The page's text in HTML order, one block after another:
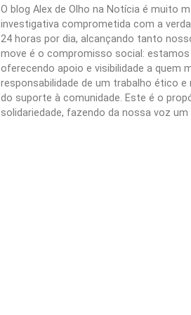
O blog Alex de Olho na Notícia é muito
investigativa comprometida com a
24 horas por dia, alcançando tanto
move é o compromisso social:
oferecendo apoio e visibilidade a quem
responsabilidade de um trabalho ético
do suporte à comunidade. Este é o
solidariedade, fazendo da nossa voz